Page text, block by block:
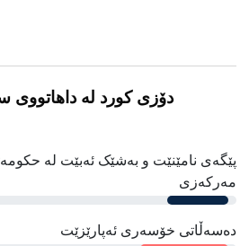
دۆزی کورد لە داهاتووی
پێگەی نامێنێت و بەشێک ئەبێت لە
مەرکەزی
دەسەڵاتی خۆسەری ئەپارێزێت